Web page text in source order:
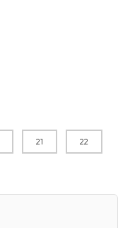
21 22